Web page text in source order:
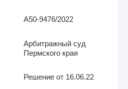
А50-9476/2022
Арбитражный суд
Пермского края
Решение от 16.06.22